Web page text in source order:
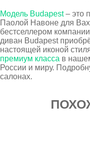
Модель Budapest– это
Паолой Навоне для
бестселлером
диван Budapest
настоящей иконой
премиум класса в
России и миру.
салонах.